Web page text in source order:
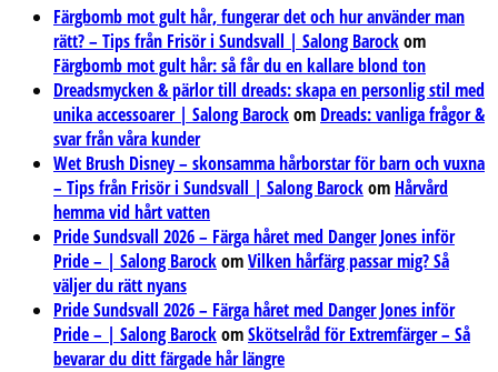
Färgbomb mot gult hår, fungerar det och hur använder man
rätt? – Tips från Frisör i Sundsvall | Salong Barockom
Färgbomb mot gult hår: så får du en kallare blond ton
Dreadsmycken & pärlor till dreads: skapa en personlig stil med
unika accessoarer | Salong Barockom Dreads: vanliga frågor &
svar från våra kunder
Wet Brush Disney – skonsamma hårborstar för barn och vuxna
– Tips från Frisör i Sundsvall | Salong Barockom Hårvård
hemma vid hårt vatten
Pride Sundsvall 2026 – Färga håret med Danger Jones inför
Pride – | Salong BarockomVilken hårfärg passar mig? Så
väljer du rätt nyans
Pride Sundsvall 2026 – Färga håret med Danger Jones inför
Pride – | Salong BarockomSkötselråd för Extremfärger – Så
bevarar du ditt färgade hår längre